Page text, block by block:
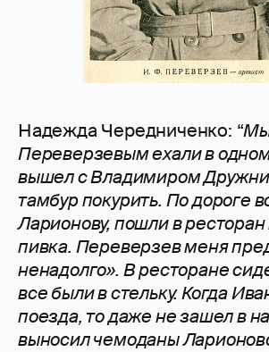
Надежда Чередниченко: “
Переверзевым ехали в
вышел с Владимиром
тамбур покурить. По дороге
Ларионову, пошли в ресторан
пивка. Переверзев меня
ненадолго». В ресторане
все были в стельку. Когда
поезда, то даже не зашел в
выносил чемоданы